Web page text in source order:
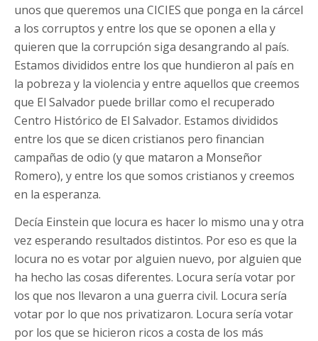
unos que queremos una CICIES que ponga en la cárcel
a los corruptos y entre los que se oponen a ella y
quieren que la corrupción siga desangrando al país.
Estamos divididos entre los que hundieron al país en
la pobreza y la violencia y entre aquellos que creemos
que El Salvador puede brillar como el recuperado
Centro Histórico de El Salvador. Estamos divididos
entre los que se dicen cristianos pero financian
campañas de odio (y que mataron a Monseñor
Romero), y entre los que somos cristianos y creemos
en la esperanza.
Decía Einstein que locura es hacer lo mismo una y otra
vez esperando resultados distintos. Por eso es que la
locura no es votar por alguien nuevo, por alguien que
ha hecho las cosas diferentes. Locura sería votar por
los que nos llevaron a una guerra civil. Locura sería
votar por lo que nos privatizaron. Locura sería votar
por los que se hicieron ricos a costa de los más